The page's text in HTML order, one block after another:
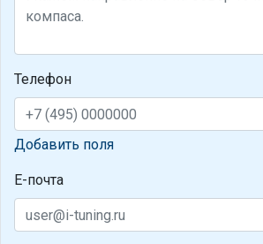
Телефон
Добавить поля
Е-почта